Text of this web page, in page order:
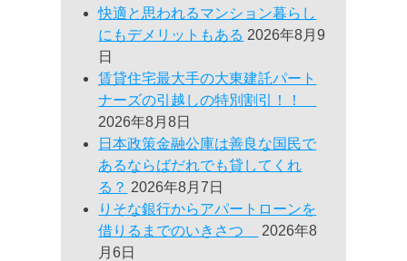
快適と思われるマンション暮らし
にもデメリットもある 2026年8月9
日
賃貸住宅最大手の大東建託パート
ナーズの引越しの特別割引！！
2026年8月8日
日本政策金融公庫は善良な国民で
あるならばだれでも貸してくれ
る？ 2026年8月7日
りそな銀行からアパートローンを
借りるまでのいきさつ
2026年8
月6日